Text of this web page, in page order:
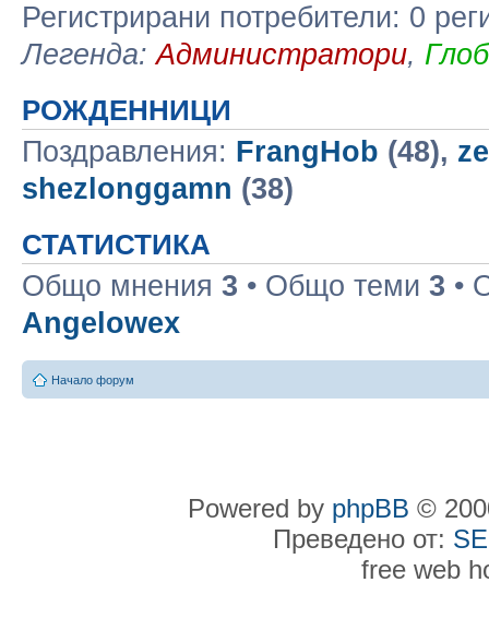
Регистрирани потребители: 0
Легенда:Администратори,
РОЖДЕННИЦИ
Поздравления: FrangHob (48),
shezlonggamn (38)
СТАТИСТИКА
Общо мнения 3 • Общо теми 3 •
Angelowex
Начало форум
Powered by phpBB ©
Преведено от:
free web